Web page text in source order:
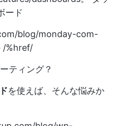
ード
blog/monday-com-
/%href/
ティング？
を使えば、そんな悩みか